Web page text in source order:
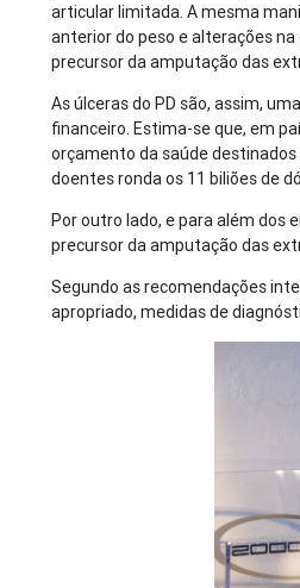
articular limitada. A mesma
anterior do peso e alterações
precursor da amputação das
As úlceras do PD são, assim,
financeiro. Estima-se que, em
orçamento da saúde
doentes ronda os 11 biliões de
Por outro lado, e para além dos
precursor da amputação das
Segundo as recomendações
apropriado, medidas de